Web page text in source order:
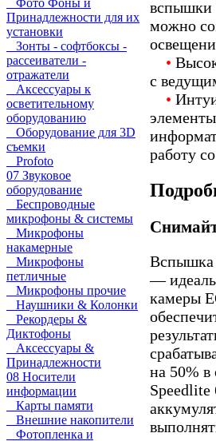
Фото Фоны и
Принадлежности для их
установки
Зонты - софтбоксы -
рассеиватели -
отражатели
Аксессуары к
осветительному
оборудованию
Оборудование для 3D
съемки
Profoto
07 Звуковое
оборудование
Беспроводные
микрофоны & системы
Микрофоны
накамерные
Микрофоны
петличные
Микрофоны прочие
Наушники & Колонки
Рекордеры &
Диктофоны
Аксессуары &
Принадлежности
08 Носители
информации
Карты памяти
Внешние накопители
Фотопленка и
вспышки
можно
•
с
•
работу
Вспышка
—
камеры
на 50% в
Speedlite